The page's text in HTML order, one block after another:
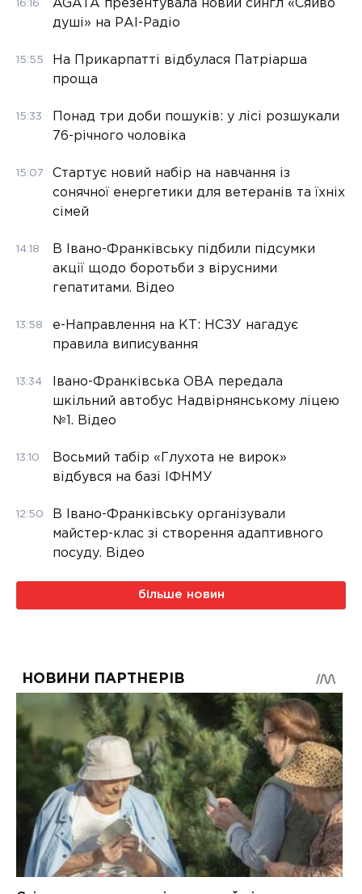
16:16
AGATA презентувала новий сингл «Сяйво
душі» на РАІ-Радіо
15:55
На Прикарпатті відбулася Патріарша
проща
15:33
Понад три доби пошуків: у лісі розшукали
76-річного чоловіка
15:07
Стартує новий набір на навчання із
сонячної енергетики для ветеранів та їхніх
сімей
14:18
В Івано-Франківську підбили підсумки
акції щодо боротьби з вірусними
гепатитами. Відео
13:58
е-Направлення на КТ: НСЗУ нагадує
правила виписування
13:34
Івано-Франківська ОВА передала
шкільний автобус Надвірнянському ліцею
№1. Відео
13:10
Восьмий табір «Глухота не вирок»
відбувся на базі ІФНМУ
12:50
В Івано-Франківську організували
майстер-клас зі створення адаптивного
посуду. Відео
більше новин